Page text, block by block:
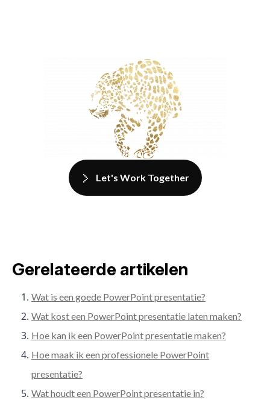
Let's Work Together
Gerelateerde artikelen
Wat is een goede PowerPoint presentatie?
Wat kost een PowerPoint presentatie laten maken?
Hoe kan ik een PowerPoint presentatie maken?
Hoe maak ik een professionele PowerPoint
presentatie?
Wat houdt een PowerPoint presentatie in?